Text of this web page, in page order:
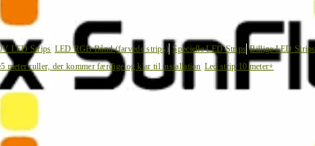
LED Strips LED RGB Bånd (farvede strips) Specielle LED Strips Billige LED Strips
5 meter ruller, der kommer færdige og klar til installation Led strip 10 meter+